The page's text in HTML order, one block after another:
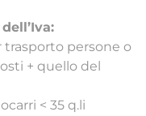
trasporto persone o
+ quello del
< 35 q.li